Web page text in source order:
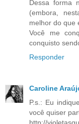
Dessa forma
(embora,
melhor do que
Você me
conquisto
Responder
Caroline
P.s.: Eu
você quiser
http://